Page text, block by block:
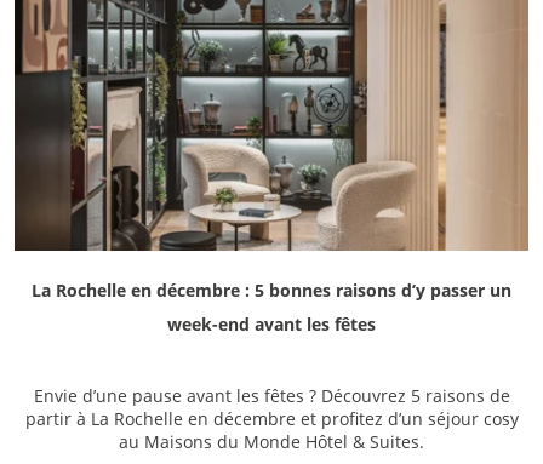
La Rochelle en décembre : 5 bonnes raisons d’y passer un
week-end avant les fêtes
Envie d’une pause avant les fêtes ? Découvrez 5 raisons de
partir à La Rochelle en décembre et profitez d’un séjour cosy
au Maisons du Monde Hôtel & Suites.